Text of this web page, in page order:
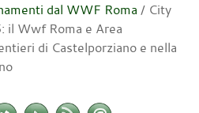
dal WWF Roma / City
il Wwf Roma e Area
di Castelporziano e nella